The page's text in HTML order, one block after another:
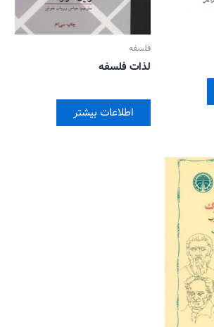
فلسفه
لذات فلسفه
اطلاعات بیشتر